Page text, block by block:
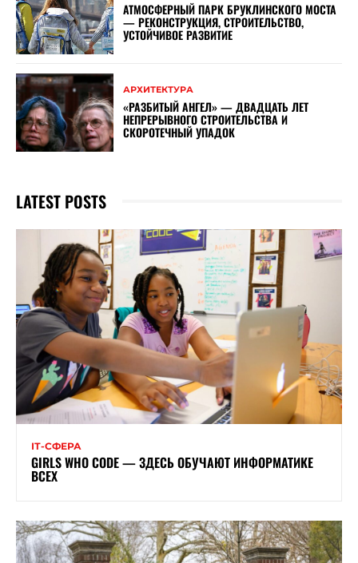
АТМОСФЕРНЫЙ ПАРК БРУКЛИНСКОГО МОСТА
— РЕКОНСТРУКЦИЯ, СТРОИТЕЛЬСТВО,
УСТОЙЧИВОЕ РАЗВИТИЕ
АРХИТЕКТУРА
«РАЗБИТЫЙ АНГЕЛ» — ДВАДЦАТЬ ЛЕТ
НЕПРЕРЫВНОГО СТРОИТЕЛЬСТВА И
СКОРОТЕЧНЫЙ УПАДОК
LATEST POSTS
ІТ-СФЕРА
GIRLS WHO CODE — ЗДЕСЬ ОБУЧАЮТ ИНФОРМАТИКЕ
ВСЕХ